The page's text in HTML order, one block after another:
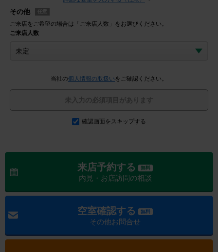
その他 任意
ご来店をご希望の場合は「ご来店人数」をお選びください。
ご来店人数
当社の個人情報の取扱い をご確認ください。
未入力の必須項目があります
確認画面をスキップする
来店予約する 無料
内見・お店訪問の相談
空室確認する 無料
その他お問合せ